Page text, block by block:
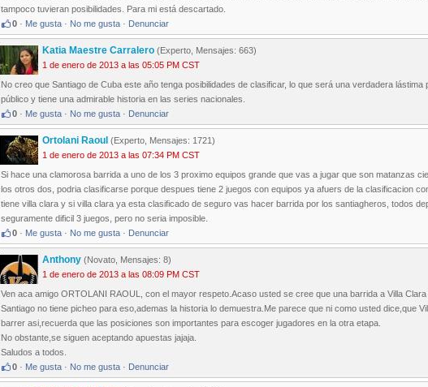
tampoco tuvieran posibilidades. Para mi está descartado.
0 · Me gusta · No me gusta · Denunciar
Katia Maestre Carralero (Experto, Mensajes: 663)
1 de enero de 2013 a las 05:05 PM CST
No creo que Santiago de Cuba este año tenga posibilidades de clasificar, lo que será una verdadera
público y tiene una admirable historia en las series nacionales.
0 · Me gusta · No me gusta · Denunciar
Ortolani Raoul (Experto, Mensajes: 1721)
1 de enero de 2013 a las 07:34 PM CST
Si hace una clamorosa barrida a uno de los 3 proximo equipos grande que vas a jugar que son matanzas
los otros dos, podria clasificarse porque despues tiene 2 juegos con equipos ya afuers de la clasificacion
tiene villa clara y si villa clara ya esta clasificado de seguro vas hacer barrida por los santiagheros, todos
seguramente dificil 3 juegos, pero no seria imposible.
0 · Me gusta · No me gusta · Denunciar
Anthony (Novato, Mensajes: 8)
1 de enero de 2013 a las 08:09 PM CST
Ven aca amigo ORTOLANI RAOUL, con el mayor respeto.Acaso usted se cree que una barrida a Villa
Santiago no tiene picheo para eso,ademas la historia lo demuestra.Me parece que ni como usted dice,que
barrer asi,recuerda que las posiciones son importantes para escoger jugadores en la otra etapa.
No obstante,se siguen aceptando apuestas jajaja.
Saludos a todos.
0 · Me gusta · No me gusta · Denunciar